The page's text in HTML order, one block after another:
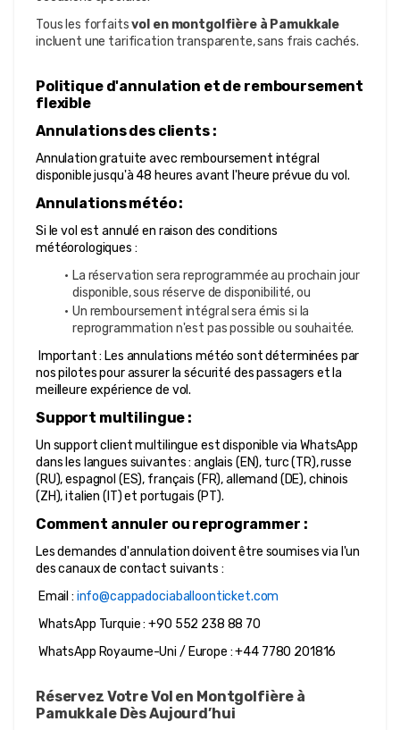
Tous les forfaits vol en montgolfière à Pamukkale
incluent une tarification transparente, sans frais cachés.
Politique d'annulation et de remboursement
flexible
Annulations des clients :
Annulation gratuite avec remboursement intégral
disponible jusqu'à 48 heures avant l'heure prévue du vol.
Annulations météo :
Si le vol est annulé en raison des conditions
météorologiques :
La réservation sera reprogrammée au prochain jour
disponible, sous réserve de disponibilité, ou
Un remboursement intégral sera émis si la
reprogrammation n'est pas possible ou souhaitée.
Important : Les annulations météo sont déterminées par
nos pilotes pour assurer la sécurité des passagers et la
meilleure expérience de vol.
Support multilingue :
Un support client multilingue est disponible via WhatsApp
dans les langues suivantes : anglais (EN), turc (TR), russe
(RU), espagnol (ES), français (FR), allemand (DE), chinois
(ZH), italien (IT) et portugais (PT).
Comment annuler ou reprogrammer :
Les demandes d'annulation doivent être soumises via l'un
des canaux de contact suivants :
Email : info@cappadociaballoonticket.com
WhatsApp Turquie : +90 552 238 88 70
WhatsApp Royaume-Uni / Europe : +44 7780 201816
Réservez Votre Vol en Montgolfière à
Pamukkale Dès Aujourd’hui